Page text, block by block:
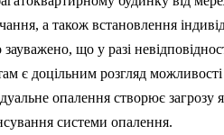
а також встановлення
що у разі
є доцільним розгляд
опалення створює загрозу
системи опалення.